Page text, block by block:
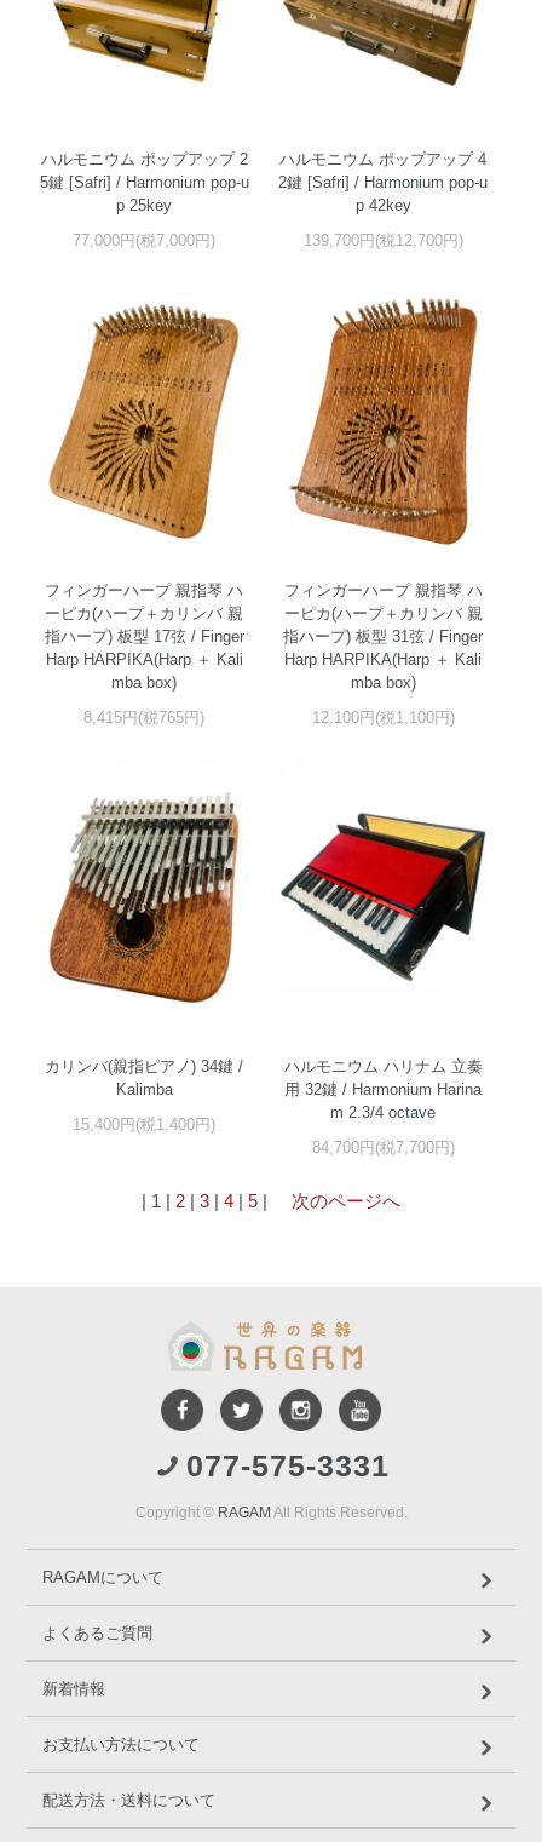
ハルモニウム ポップアップ 2
5鍵 [Safri] / Harmonium pop-u
p 25key
77,000円(税7,000円)
ハルモニウム ポップアップ 4
2鍵 [Safri] / Harmonium pop-u
p 42key
139,700円(税12,700円)
フィンガーハープ 親指琴 ハ
ーピカ(ハープ＋カリンバ 親
指ハープ) 板型 17弦 / Finger
Harp HARPIKA(Harp ＋ Kali
mba box)
8,415円(税765円)
フィンガーハープ 親指琴 ハ
ーピカ(ハープ＋カリンバ 親
指ハープ) 板型 31弦 / Finger
Harp HARPIKA(Harp ＋ Kali
mba box)
12,100円(税1,100円)
カリンバ(親指ピアノ) 34鍵 /
Kalimba
15,400円(税1,400円)
ハルモニウム ハリナム 立奏
用 32鍵 / Harmonium Harina
m 2.3/4 octave
84,700円(税7,700円)
| 1 | 2 | 3 | 4 | 5 | 次のページへ
077-575-3331
Copyright © RAGAM All Rights Reserved.
RAGAMについて
よくあるご質問
新着情報
お支払い方法について
配送方法・送料について